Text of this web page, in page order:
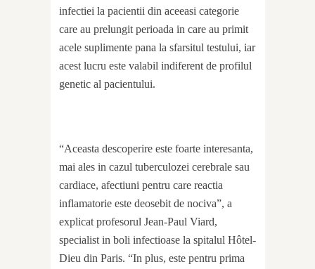
infectiei la pacientii din aceeasi categorie
care au prelungit perioada in care au primit
acele suplimente pana la sfarsitul testului, iar
acest lucru este valabil indiferent de profilul
genetic al pacientului.
“Aceasta descoperire este foarte interesanta,
mai ales in cazul tuberculozei cerebrale sau
cardiace, afectiuni pentru care reactia
inflamatorie este deosebit de nociva”, a
explicat profesorul Jean-Paul Viard,
specialist in boli infectioase la spitalul Hôtel-
Dieu din Paris. “In plus, este pentru prima